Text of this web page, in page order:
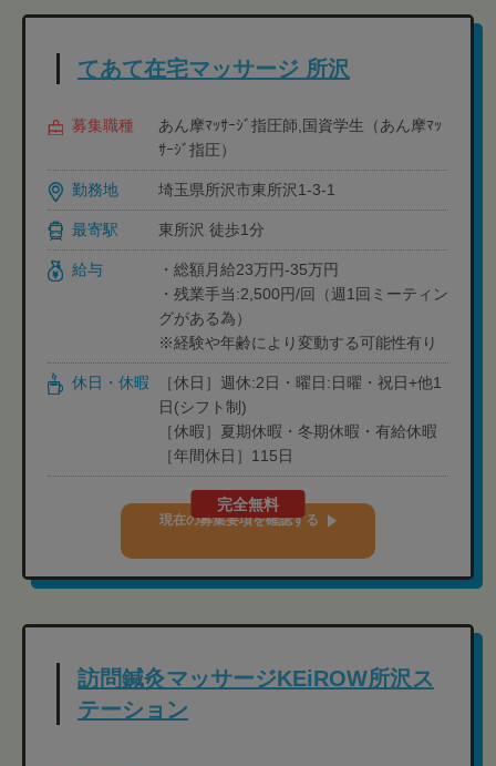
てあて在宅マッサージ 所沢
募集職種
あん摩ﾏｯｻｰｼﾞ指圧師,国資学生（あん摩ﾏｯ
ｻｰｼﾞ指圧）
勤務地 埼玉県所沢市東所沢1-3-1
最寄駅 東所沢 徒歩1分
給与
・総額月給23万円-35万円
・残業手当:2,500円/回（週1回ミーティン
グがある為）
※経験や年齢により変動する可能性有り
休日・休暇
［休日］週休:2日・曜日:日曜・祝日+他1
日(シフト制)
［休暇］夏期休暇・冬期休暇・有給休暇
［年間休日］115日
完全無料
現在の募集要項を確認する
訪問鍼灸マッサージKEiROW所沢ス
テーション